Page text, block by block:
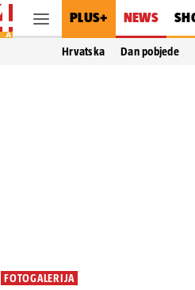
PLUS+ NEWS
Hrvatska Dan pobjede
FOTOGALERIJA